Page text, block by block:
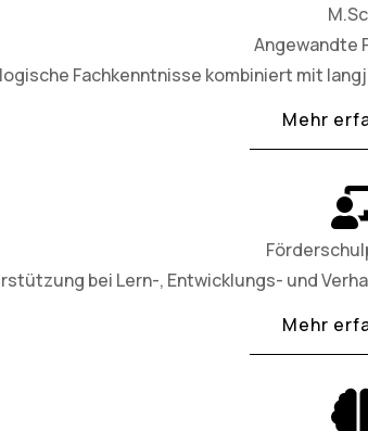
Angewandte
Fachkenntnisse kombiniert mit
Mehr
bei Lern-, Entwicklungs- und
Mehr